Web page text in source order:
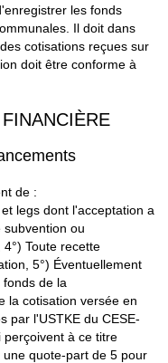
les fonds
Il doit dans
cotisations reçues sur
doit être conforme à
de :
legs dont l'acceptation a
subvention ou
Toute recette
5°) Éventuellement
de la
la cotisation versée en
par l'USTKE du CESE-
à ce titre
quote-part de 5 pour